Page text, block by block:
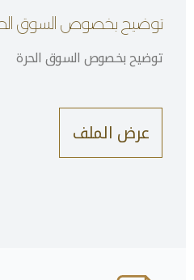
توضيح بخصوص السوق
توضيح بخصوص السوق الحرة
عرض الملف